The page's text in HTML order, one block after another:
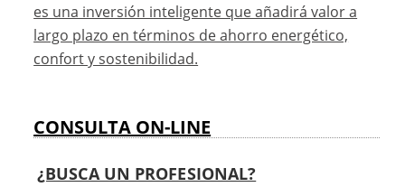
es una inversión inteligente que añadirá valor a
largo plazo en términos de ahorro energético,
confort y sostenibilidad.
CONSULTA ON-LINE
¿BUSCA UN PROFESIONAL?